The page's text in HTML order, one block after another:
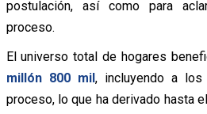
postulación, así como para
proceso.
El universo total de hogares
millón 800 mil, incluyendo a los
proceso, lo que ha derivado hasta